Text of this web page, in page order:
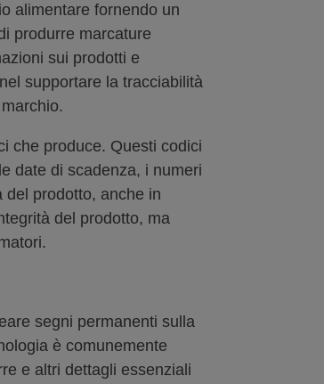
alimentare fornendo un
produrre marcature
sui prodotti e
supportare la tracciabilità
che produce. Questi codici
date di scadenza, i numeri
del prodotto, anche in
del prodotto, ma
segni permanenti sulla
è comunemente
e altri dettagli essenziali